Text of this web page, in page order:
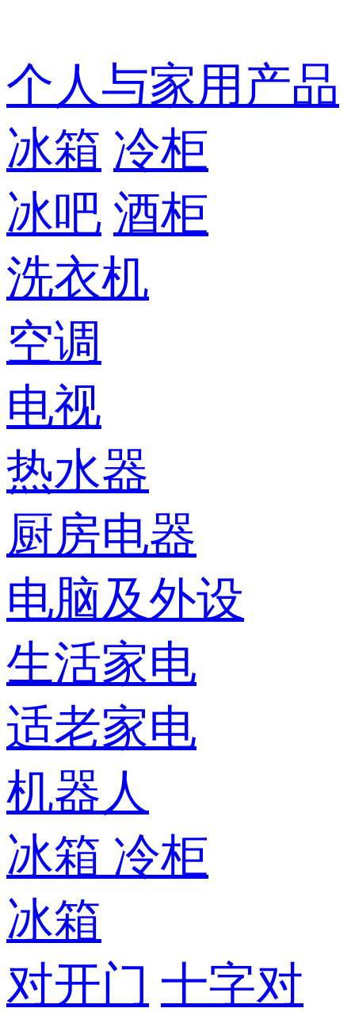
个人与家用产品
冰箱 冷柜
冰吧 酒柜
洗衣机
空调
电视
热水器
厨房电器
电脑及外设
生活家电
适老家电
机器人
冰箱 冷柜
冰箱
对开门 十字对